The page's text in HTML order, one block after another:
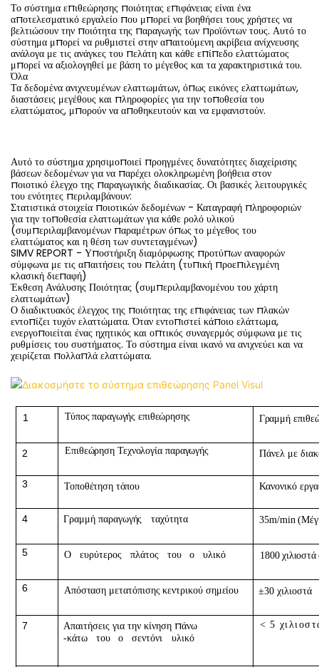
Το σύστημα επιθεώρησης ποιότητας επιφάνειας είναι ένα
αποτελεσματικό εργαλείο που μπορεί να βοηθήσει τους χρήστες να
βελτιώσουν την ποιότητα της παραγωγής των προϊόντων τους. Αυτό το
σύστημα μπορεί να ρυθμιστεί στην απαιτούμενη ακρίβεια ανίχνευσης
ανάλογα με τις ανάγκες του πελάτη και κάθε επίπεδο ελαττώματος
μπορεί να αξιολογηθεί με βάση το μέγεθος και τα χαρακτηριστικά του.
Όλα
Τα δεδομένα ανιχνευμένων ελαττωμάτων, όπως εικόνες ελαττωμάτων,
διαστάσεις μεγέθους και πληροφορίες για την τοποθεσία του
ελαττώματος, μπορούν να αποθηκευτούν και να εμφανιστούν.
Αυτό το σύστημα χρησιμοποιεί προηγμένες δυνατότητες διαχείρισης
βάσεων δεδομένων για να παρέχει ολοκληρωμένη βοήθεια στον
ποιοτικό έλεγχο της παραγωγικής διαδικασίας. Οι βασικές λειτουργικές
του ενότητες περιλαμβάνουν:
Στατιστικά στοιχεία ποιοτικών δεδομένων - Καταγραφή πληροφοριών
για την τοποθεσία ελαττωμάτων για κάθε ρολό υλικού
(συμπεριλαμβανομένων παραμέτρων όπως το μέγεθος του
ελαττώματος και η θέση των συντεταγμένων)
SIMV REPORT - Υποστήριξη διαμόρφωσης προτύπων αναφορών
σύμφωνα με τις απαιτήσεις του πελάτη (τυπική προεπιλεγμένη
κλασική διεπαφή)
Έκθεση Ανάλυσης Ποιότητας (συμπεριλαμβανομένου του χάρτη
ελαττωμάτων)
Ο διαδικτυακός έλεγχος της ποιότητας της επιφάνειας των πλακών
εντοπίζει τυχόν ελαττώματα. Όταν εντοπιστεί κάποιο ελάττωμα,
ενεργοποιείται ένας ηχητικός και οπτικός συναγερμός σύμφωνα με τις
ρυθμίσεις του συστήματος. Το σύστημα είναι ικανό να ανιχνεύει και να
χειρίζεται πολλαπλά ελαττώματα.
1 Τύπος παραγωγής επιθεώρησης Γραμμή
2 ΕπιθεώρησηΤεχνολογία παραγωγής Πάνελ με
3 Τοποθέτηση τόπου Κανονικό
4 Γραμμή παραγωγής ταχύτητα 35m/min
5 Ο ευρύτερος πλάτος του ο υλικό 1800
6 Απόσταση μετατόπισης κεντρικού σημείου ±30 χιλιοστά
7 Απαιτήσεις για την κίνηση πάνω
-κάτω του ο σεντόνι υλικό
< 5